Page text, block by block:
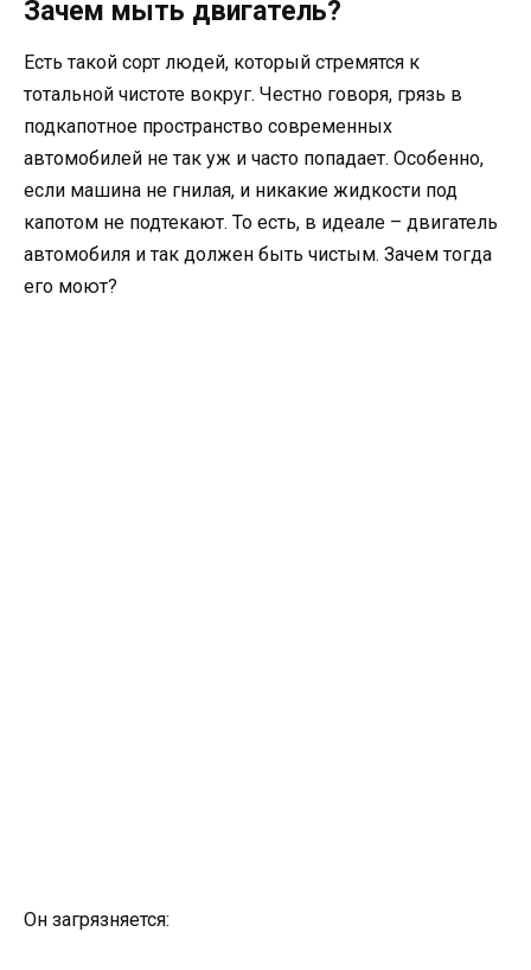
Зачем мыть двигатель?
Есть такой сорт людей, который стремятся к
тотальной чистоте вокруг. Честно говоря, грязь в
подкапотное пространство современных
автомобилей не так уж и часто попадает. Особенно,
если машина не гнилая, и никакие жидкости под
капотом не подтекают. То есть, в идеале – двигатель
автомобиля и так должен быть чистым. Зачем тогда
его моют?
Он загрязняется: